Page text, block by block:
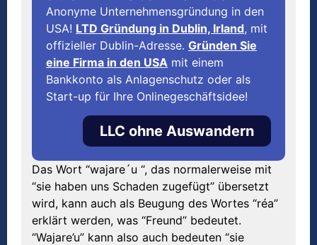
Anonyme Unternehmensgründung in den
USA! LTD Gründung in Dublin, Irland, mit
offizieller Dublin-Adresse. Gründen Sie
eine Firma in den USA mit einem
Bankkonto als Anlagenschutz oder als
Start-up für Ihre Onlinegeschäftsidee!
LLC ohne Auswandern
Das Wort “wajare´u “, das normalerweise mit
“sie haben uns Schaden zugefügt” übersetzt
wird, kann auch als Beugung des Wortes “réa”
erklärt werden, was “Freund” bedeutet.
“Wajare’u” kann also auch bedeuten “sie